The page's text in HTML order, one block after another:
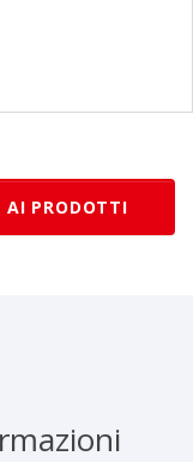
AI PRODOTTI